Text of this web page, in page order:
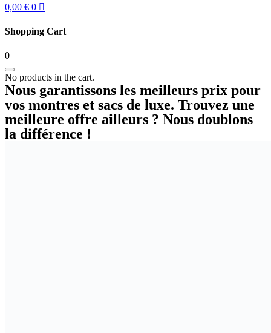
0,00 € 0
Shopping Cart
0
No products in the cart.
Nous garantissons les meilleurs prix pour
vos montres et sacs de luxe. Trouvez une
meilleure offre ailleurs ? Nous doublons
la différence !